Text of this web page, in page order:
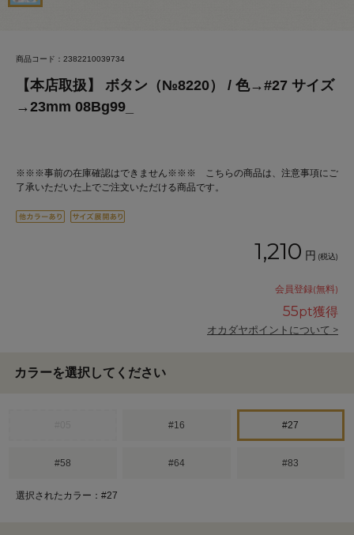
商品コード：2382210039734
【本店取扱】 ボタン（№8220） / 色→#27 サイズ
→23mm 08Bg99_
※※※事前の在庫確認はできません※※※ こちらの商品は、注意事項にご
了承いただいた上でご注文いただける商品です。
1,210 円 (税込)
会員登録(無料)
55pt獲得
オカダヤポイントについて >
カラーを選択してください
#16 #27
#58 #64 #83
選択されたカラー：#27